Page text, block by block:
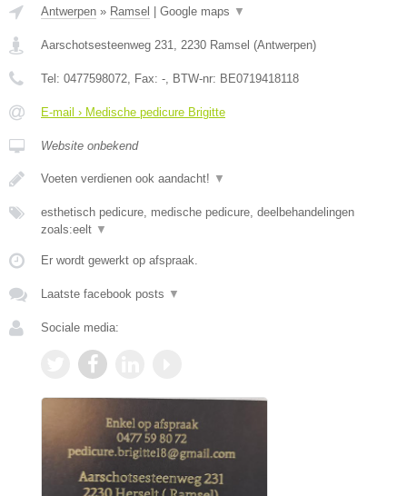
Antwerpen » Ramsel | Google maps ▼
Aarschotsesteenweg 231 2230 Ramsel (Antwerpen)
Tel: 0477598072 , Fax: - , BTW-nr: BE0719418118
E-mail › Medische pedicure Brigitte
Website onbekend
Voeten verdienen ook aandacht! ▼
esthetisch pedicure, medische pedicure, deelbehandelingen
zoals:eelt ▼
Er wordt gewerkt op afspraak.
Laatste facebook posts ▼
Sociale media: